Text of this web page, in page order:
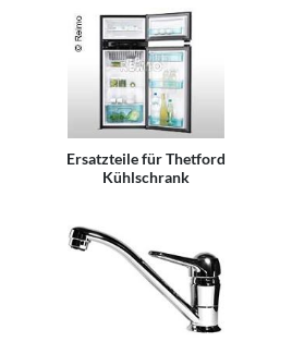
Ersatzteile für Thetford
Kühlschrank